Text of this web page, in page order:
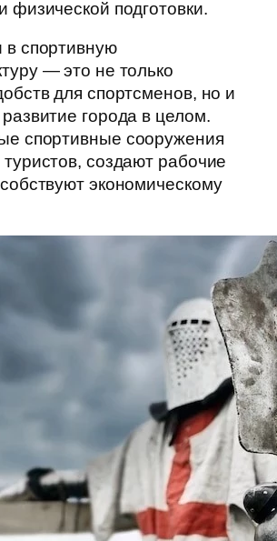
физической подготовки.
в спортивную
— это не только
для спортсменов, но и
города в целом.
спортивные сооружения
создают рабочие
экономическому